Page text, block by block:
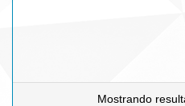
Mostrando